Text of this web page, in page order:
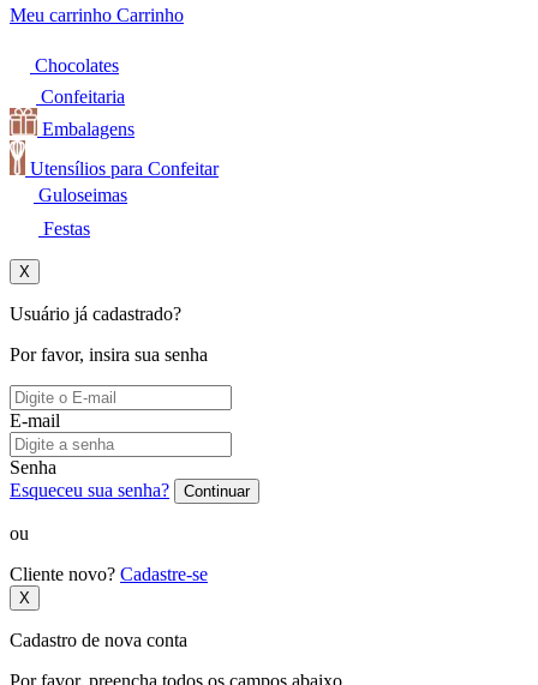
Meu carrinho Carrinho
Chocolates
Confeitaria
Embalagens
Utensílios para Confeitar
Guloseimas
Festas
X
Usuário já cadastrado?
Por favor, insira sua senha
E-mail
Senha
Esqueceu sua senha?
Continuar
ou
Cliente novo? Cadastre-se
X
Cadastro de nova conta